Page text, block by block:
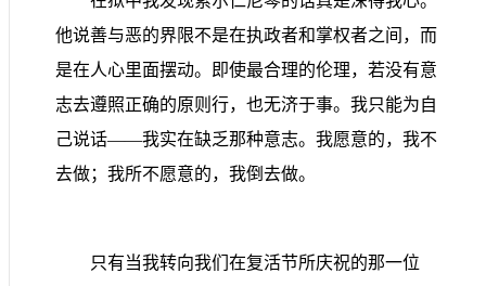
他说善与恶的界限不是在执政者和掌权者之间，而
是在人心里面摆动。即使最合理的伦理，若没有意
志去遵照正确的原则行，也无济于事。我只能为自
己说话——我实在缺乏那种意志。我愿意的，我不
去做；我所不愿意的，我倒去做。
只有当我转向我们在复活节所庆祝的那一位